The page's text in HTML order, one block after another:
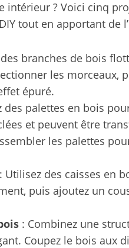
intérieur ? Voici cinq
tout en apportant de
branches de bois
les morceaux,
épuré.
des palettes en bois
et peuvent être
les palettes
: Utilisez des caisses en
puis ajoutez un
: Combinez une
Coupez le bois aux